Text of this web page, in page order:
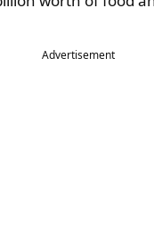
Advertisement